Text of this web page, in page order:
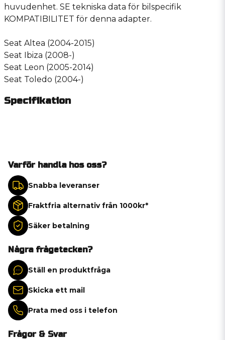
huvudenhet. SE tekniska data för bilspecifik
KOMPATIBILITET för denna adapter.
Seat Altea (2004-2015)
Seat Ibiza (2008-)
Seat Leon (2005-2014)
Seat Toledo (2004-)
Specifikation
Varför handla hos oss?
Snabba leveranser
Fraktfria alternativ från 1000kr*
Säker betalning
Några frågetecken?
Ställ en produktfråga
Skicka ett mail
Prata med oss i telefon
Frågor & Svar